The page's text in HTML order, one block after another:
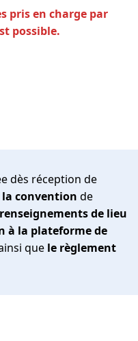
pris en charge par
possible.
dès réception de
la convention de
de lieu
à la plateforme de
que le règlement